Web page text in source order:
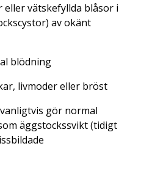
eller vätskefyllda blåsor i
av okänt
blödning
livmoder eller bröst
gör normal
äggstockssvikt (tidigt